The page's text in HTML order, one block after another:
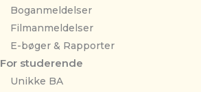
Boganmeldelser
Filmanmeldelser
E-bøger & Rapporter
For studerende
Unikke BA